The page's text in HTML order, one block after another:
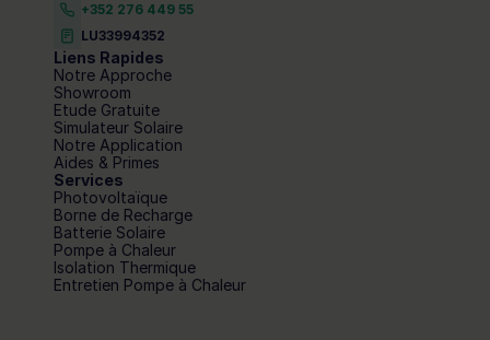
+352 276 449 55
LU33994352
Liens Rapides
Notre Approche
Showroom
Etude Gratuite
Simulateur Solaire
Notre Application
Aides & Primes
Services
Photovoltaïque
Borne de Recharge
Batterie Solaire
Pompe à Chaleur
Isolation Thermique
Entretien Pompe à Chaleur